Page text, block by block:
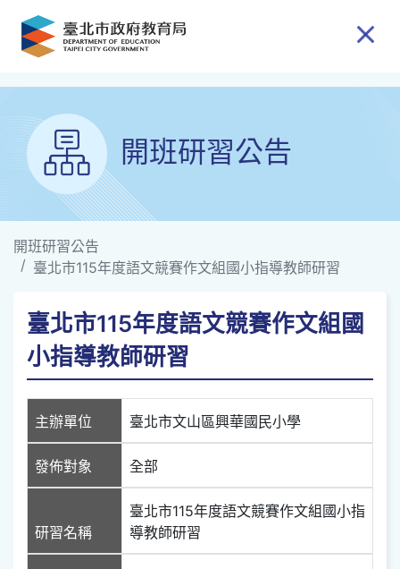
跳到主要內容
開班研習公告
開班研習公告
臺北市115年度語文競賽作文組國小指導教師研習
臺北市115年度語文競賽作文組國
小指導教師研習
主辦單位 臺北市文山區興華國民小學
發佈對象 全部
研習名稱
臺北市115年度語文競賽作文組國小指
導教師研習